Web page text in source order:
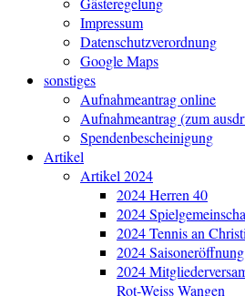
Impressum
Datenschutzverordnung
Google Maps
sonstiges
Aufnahmeantrag online
Aufnahmeantrag (zum
Spendenbescheinigung
Artikel
Artikel 2024
2024 Herren 40
2024
2024 Tennis an
2024 Saisoneröffnung
2024
Rot-Weiss Wangen